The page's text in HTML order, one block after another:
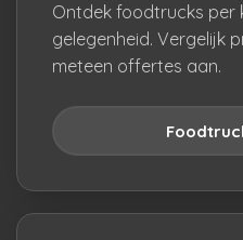
Ontdek foodtrucks per
gelegenheid. Vergelijk
meteen offertes aan.